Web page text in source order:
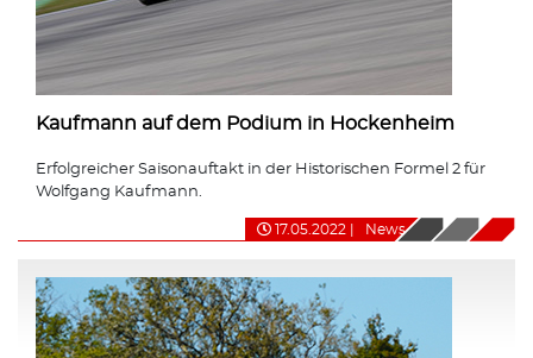
Kaufmann auf dem Podium in Hockenheim
Erfolgreicher Saisonauftakt in der Historischen Formel 2 für
Wolfgang Kaufmann.
17.05.2022 News